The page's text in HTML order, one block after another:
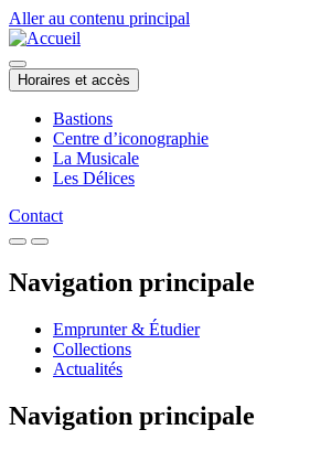
Aller au contenu principal
Horaires et accès
Bastions
Centre d’iconographie
La Musicale
Les Délices
Contact
Navigation principale
Emprunter & Étudier
Collections
Actualités
Navigation principale